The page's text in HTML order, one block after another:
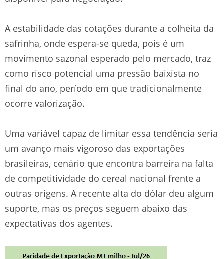
A estabilidade das cotações durante a colheita da
safrinha, onde espera-se queda, pois é um
movimento sazonal esperado pelo mercado, traz
como risco potencial uma pressão baixista no
final do ano, período em que tradicionalmente
ocorre valorização.
Uma variável capaz de limitar essa tendência seria
um avanço mais vigoroso das exportações
brasileiras, cenário que encontra barreira na falta
de competitividade do cereal nacional frente a
outras origens. A recente alta do dólar deu algum
suporte, mas os preços seguem abaixo das
expectativas dos agentes.